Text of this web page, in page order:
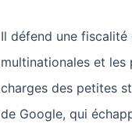
Il défend une
multinationales et
charges des petites
de Google, qui